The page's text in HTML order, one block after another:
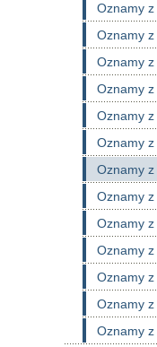
Oznamy
Oznamy
Oznamy
Oznamy
Oznamy
Oznamy
Oznamy
Oznamy
Oznamy z
Oznamy
Oznamy
Oznamy
Oznamy